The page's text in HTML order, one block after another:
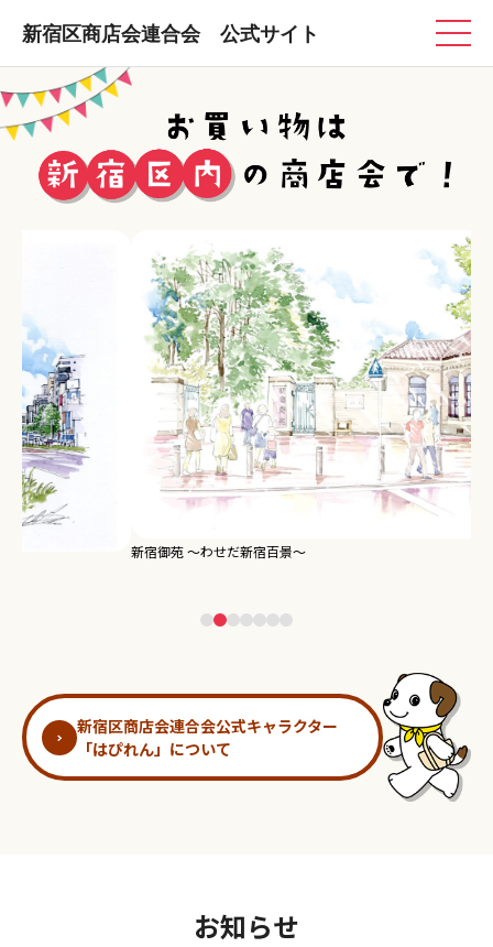
新宿区商店会連合会 公式サイト
新宿御苑 ～わせだ新宿百景～
新宿区商店会連合会公式キャラクター
「はぴれん」について
お知らせ